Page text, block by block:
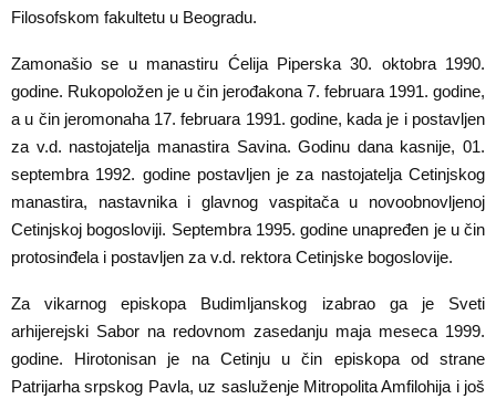
Filosofskom fakultetu u Beogradu.
Zamonašio se u manastiru Ćelija Piperska 30. oktobra 1990.
godine. Rukopoložen je u čin jerođakona 7. februara 1991. godine,
a u čin jeromonaha 17. februara 1991. godine, kada je i postavljen
za v.d. nastojatelja manastira Savina. Godinu dana kasnije, 01.
septembra 1992. godine postavljen je za nastojatelja Cetinjskog
manastira, nastavnika i glavnog vaspitača u novoobnovljenoj
Cetinjskoj bogosloviji. Septembra 1995. godine unapređen je u čin
protosinđela i postavljen za v.d. rektora Cetinjske bogoslovije.
Za vikarnog episkopa Budimljanskog izabrao ga je Sveti
arhijerejski Sabor na redovnom zasedanju maja meseca 1999.
godine. Hirotonisan je na Cetinju u čin episkopa od strane
Patrijarha srpskog Pavla, uz sasluženje Mitropolita Amfilohija i još